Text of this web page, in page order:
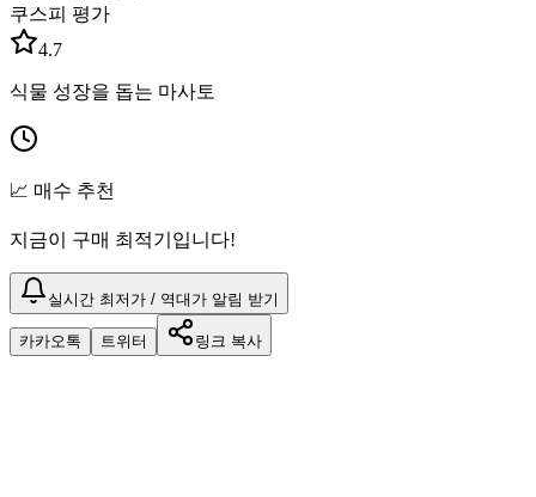
쿠스피 평가
4.7
식물 성장을 돕는 마사토
📈 매수 추천
지금이 구매 최적기입니다!
실시간 최저가 / 역대가 알림 받기
카카오톡 트위터 링크 복사